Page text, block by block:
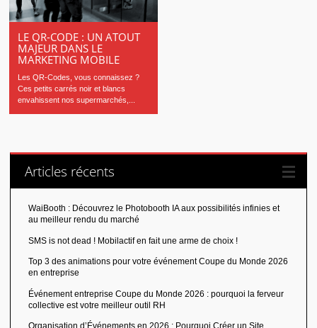
LE QR-CODE : UN ATOUT
MAJEUR DANS LE
MARKETING MOBILE
Les QR-Codes, vous connaissez ?
Ces petits carrés noir et blancs
envahissent nos supermarchés,...
Articles récents
WaiBooth : Découvrez le Photobooth IA aux possibilités infinies et
au meilleur rendu du marché
SMS is not dead ! Mobilactif en fait une arme de choix !
Top 3 des animations pour votre événement Coupe du Monde 2026
en entreprise
Événement entreprise Coupe du Monde 2026 : pourquoi la ferveur
collective est votre meilleur outil RH